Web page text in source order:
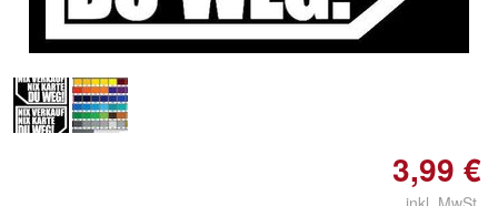
3,99 €